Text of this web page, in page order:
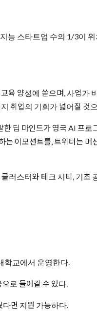
능 스타트업 수의 1/3이
육 양성에 쏟으며, 사업가
취업의 기회가 넓어질 것
딥 마인드가 영국 AI 프로
이모션트를, 트위터는 머
러스터와 테크 시티, 기초
학교에서 운영한다.
로 들어갈 수 있다.
다면 지원 가능하다.